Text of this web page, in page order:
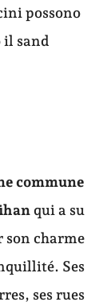
possono
sand
commune
qui a su
son charme
Ses
ses rues